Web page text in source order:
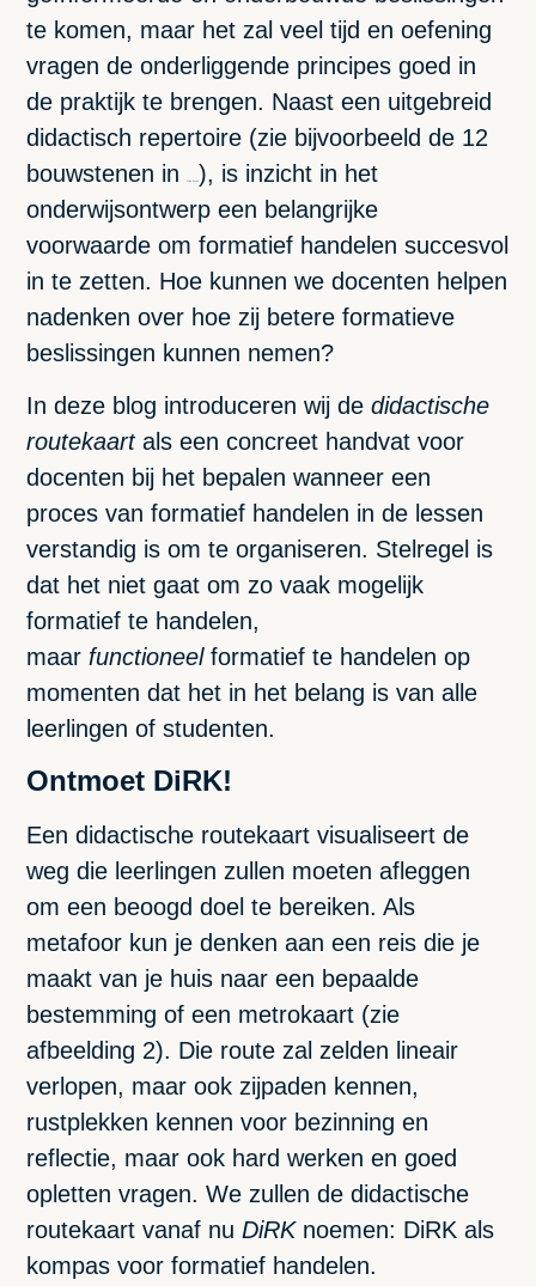
te komen, maar het zal veel tijd en oefening
vragen de onderliggende principes goed in
de praktijk te brengen. Naast een uitgebreid
didactisch repertoire (zie bijvoorbeeld de 12
bouwstenen in ), is inzicht in het
onderwijsontwerp een belangrijke
voorwaarde om formatief handelen succesvol
in te zetten. Hoe kunnen we docenten helpen
nadenken over hoe zij betere formatieve
beslissingen kunnen nemen?
In deze blog introduceren wij dedidactische
routekaartals een concreet handvat voor
docenten bij het bepalen wanneer een
proces van formatief handelen in de lessen
verstandig is om te organiseren. Stelregel is
dat het niet gaat om zo vaak mogelijk
formatief te handelen,
maarfunctioneelformatief te handelen op
momenten dat het in het belang is van alle
leerlingen of studenten.
Ontmoet DiRK!
Een didactische routekaart visualiseert de
weg die leerlingen zullen moeten afleggen
om een beoogd doel te bereiken. Als
metafoor kun je denken aan een reis die je
maakt van je huis naar een bepaalde
bestemming of een metrokaart (zie
afbeelding 2). Die route zal zelden lineair
verlopen, maar ook zijpaden kennen,
rustplekken kennen voor bezinning en
reflectie, maar ook hard werken en goed
opletten vragen. We zullen de didactische
routekaart vanaf nuDiRK noemen: DiRK als
kompas voor formatief handelen.